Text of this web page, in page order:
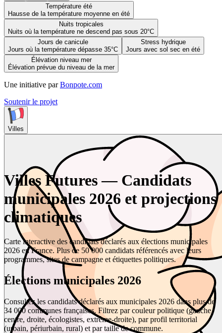
Température été
Hausse de la température moyenne en été
Nuits tropicales
Nuits où la température ne descend pas sous 20°C
Jours de canicule
Jours où la température dépasse 35°C
Stress hydrique
Jours avec sol sec en été
Élévation niveau mer
Élévation prévue du niveau de la mer
Une initiative par Bonpote.com
Soutenir le projet
Villes
Villes Futures — Candidats
municipales 2026 et projections
climatiques
Carte interactive des candidats déclarés aux élections municipales
2026 en France. Plus de 50 000 candidats référencés avec leurs
programmes, sites de campagne et étiquettes politiques.
Élections municipales 2026
Consultez les candidats déclarés aux municipales 2026 dans plus de
34 000 communes françaises. Filtrez par couleur politique (gauche,
centre, droite, écologistes, extrême-droite), par profil territorial
(urbain, périurbain, rural) et par taille de commune.